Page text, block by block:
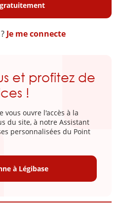
Je me connecte
et profitez de
!
vous ouvre l'accès à la
du site, à notre Assistant
personnalisées du Point
à Légibase